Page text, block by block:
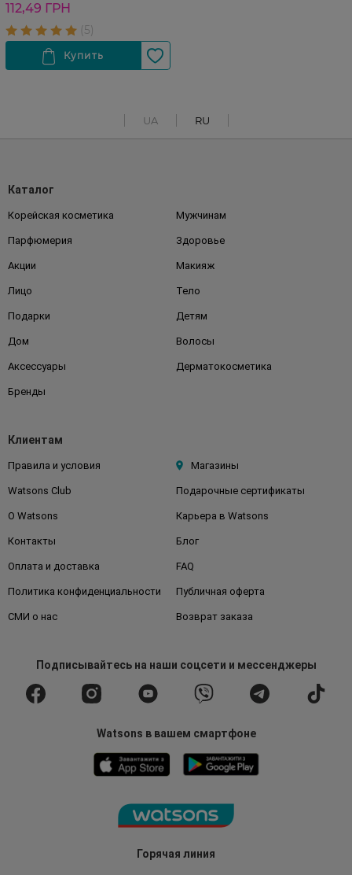
112,49 ГРН
UA RU
Горячая линия
Каталог
Корейская косметика Мужчинам
Парфюмерия Здоровье
Акции Макияж
Лицо Тело
Подарки Детям
Дом Волосы
Аксессуары Дерматокосметика
Бренды
Клиентам
Правила и условия Магазины
Watsons Club Подарочные сертификаты
О Watsons Карьера в Watsons
Контакты Блог
Оплата и доставка FAQ
Политика конфиденциальности Публичная оферта
СМИ о нас Возврат заказа
Подписывайтесьна наши соцсети и мессенджеры
Watsons в вашем смартфоне